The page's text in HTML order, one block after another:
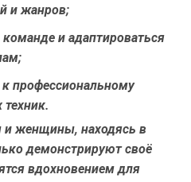
и жанров;
и адаптироваться
профессиональному
женщины, находясь в
демонстрируют своё
вдохновением для